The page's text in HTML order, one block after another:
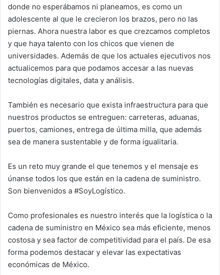
donde no esperábamos ni planeamos, es como un
adolescente al que le crecieron los brazos, pero no las
piernas. Ahora nuestra labor es que crezcamos completos
y que haya talento con los chicos que vienen de
universidades. Además de que los actuales ejecutivos nos
actualicemos para que podamos accesar a las nuevas
tecnologías digitales, data y análisis.
También es necesario que exista infraestructura para que
nuestros productos se entreguen: carreteras, aduanas,
puertos, camiones, entrega de última milla, que además
sea de manera sustentable y de forma igualitaria.
Es un reto muy grande el que tenemos y el mensaje es
únanse todos los que están en la cadena de suministro.
Son bienvenidos a #SoyLogístico.
Como profesionales es nuestro interés que la logística o la
cadena de suministro en México sea más eficiente, menos
costosa y sea factor de competitividad para el país. De esa
forma podemos destacar y elevar las expectativas
económicas de México.